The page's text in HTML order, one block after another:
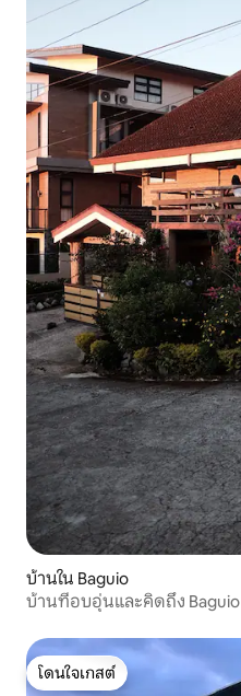
บ้านใน Baguio
บ้านที่อบอุ่นและคิดถึง
โดนใจเกสต์
โดนใจเกสต์